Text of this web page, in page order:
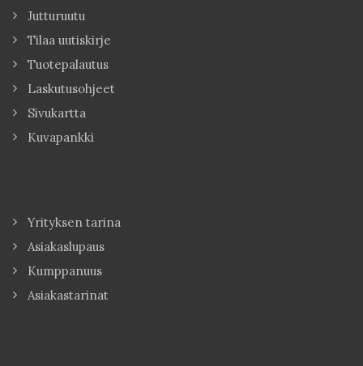
Jutturuutu
Tilaa uutiskirje
Tuotepalautus
Laskutusohjeet
Sivukartta
Kuvapankki
Yrityksen tarina
Asiakaslupaus
Kumppanuus
Asiakastarinat